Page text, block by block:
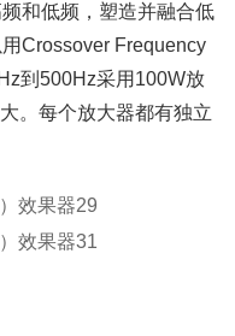
和低频，塑造并融合低
Crossover Frequency
到500Hz采用100W放
。每个放大器都有独立
效果器29
效果器31